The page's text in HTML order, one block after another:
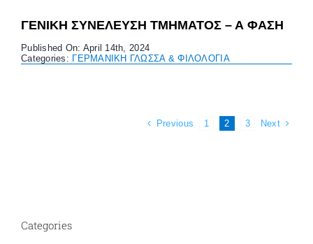
ΓΕΝΙΚΗ ΣΥΝΕΛΕΥΣΗ ΤΜΗΜΑΤΟΣ – Α ΦΑΣΗ
Published On: April 14th, 2024
Categories: ΓΕΡΜΑΝΙΚΗ ΓΛΩΣΣΑ & ΦΙΛΟΛΟΓΙΑ
Previous 1 2 3 Next
Categories